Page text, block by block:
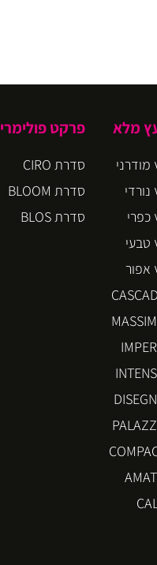
מלא
טבעי
אפור
פרקט פולימרי
סדרת CIRO
סדרת BLOOM
סדרת BLOS